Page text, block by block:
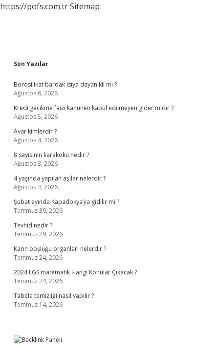
https://pofs.com.trSitemap
Sidebar
Son Yazılar
Borosilikat bardak isıya dayanıklı mı ?
Ağustos 6, 2026
Kredi gecikme faizi kanunen kabul edilmeyen gider midir ?
Ağustos 5, 2026
Avar kimlerdir ?
Ağustos 4, 2026
8 sayısının karekökü nedir ?
Ağustos 3, 2026
4 yaşında yapılan aşılar nelerdir ?
Ağustos 3, 2026
Şubat ayında Kapadokya’ya gidilir mi ?
Temmuz 30, 2026
Tevhid nedir ?
Temmuz 29, 2026
Karın boşluğu organları nelerdir ?
Temmuz 24, 2026
2024 LGS matematik Hangi Konular Çıkacak ?
Temmuz 24, 2026
Tabela temizliği nasıl yapılır ?
Temmuz 14, 2026